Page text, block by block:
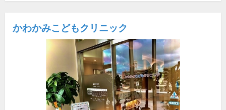
かわかみこどもクリニック